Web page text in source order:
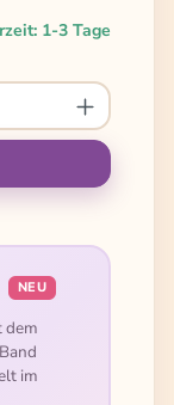
1-3 Tage
NEU
dem
im